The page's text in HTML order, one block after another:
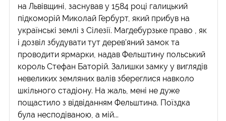
на Львівщині, заснував у 1584 році галицький
підкоморій Миколай Гербурт, який прибув на
українські землі з Сілезії. Магдебурзьке право , як
і дозвіл збудувати тут дерев'яний замок та
проводити ярмарки, надав Фельштину польський
король Стефан Баторій. Залишки замку у виглядів
невеликих земляних валів збереглися навколо
шкільного стадіону. На жаль, мені не дуже
пощастило з відвіданням Фельштина. Поїздка
була несподіваною, а мій...